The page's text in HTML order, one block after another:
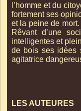
l’homme et du
fortement ses
et la peine de
Rêvant d’une
intelligentes et
de bois ses idées
agitatrice
LES AUTEURES